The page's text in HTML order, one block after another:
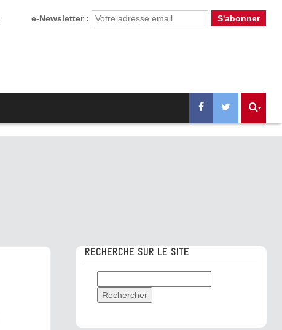
e-Newsletter :
RECHERCHE SUR LE SITE